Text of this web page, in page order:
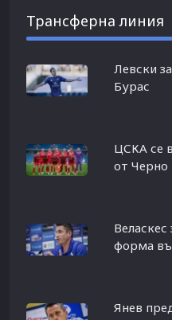
Трансферна линия
Левски
Бурас
ЦСКА се
от Черно
Веласкес
форма
Янев